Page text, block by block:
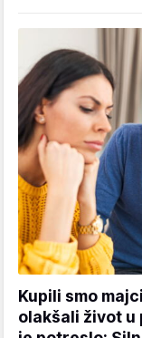
Kupili smo
olakšali život u